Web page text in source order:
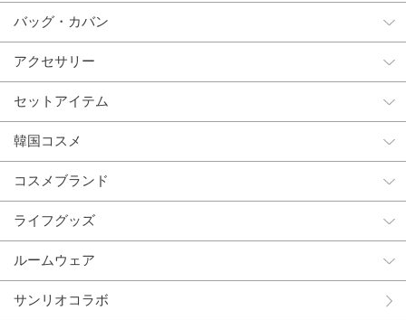
バッグ・カバン
アクセサリー
セットアイテム
韓国コスメ
コスメブランド
ライフグッズ
ルームウェア
サンリオコラボ